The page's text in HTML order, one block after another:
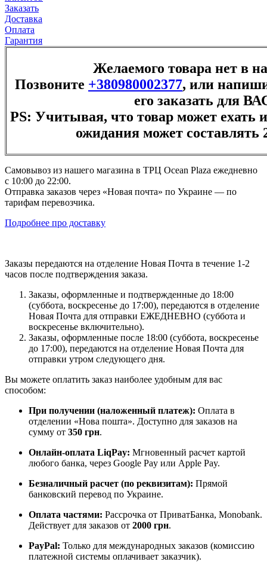
Заказать
Доставка
Оплата
Гарантия
Желаемого товара нет в
Позвоните +380980002377, или
его заказать для
PS: Учитывая, что товар может ехать
ожидания может составлять
Самовывоз из нашего магазина в ТРЦ Ocean Plaza ежедневно
с 10:00 до 22:00.
Отправка заказов через «Новая почта» по Украине — по
тарифам перевозчика.
Подробнее про доставку
Заказы передаются на отделение Новая Почта в течение 1-2
часов после подтверждения заказа.
Заказы, оформленные и подтвержденные до 18:00
(суббота, воскресенье до 17:00), передаются в отделение
Новая Почта для отправки ЕЖЕДНЕВНО (суббота и
воскресенье включительно).
Заказы, оформленные после 18:00 (суббота, воскресенье
до 17:00), передаются на отделение Новая Почта для
отправки утром следующего дня.
Вы можете оплатить заказ наиболее удобным для вас
способом:
При получении (наложенный платеж): Оплата в
отделении «Нова пошта». Доступно для заказов на
сумму от 350 грн.
Онлайн-оплата LiqPay: Мгновенный расчет картой
любого банка, через Google Pay или Apple Pay.
Безналичный расчет (по реквизитам): Прямой
банковский перевод по Украине.
Оплата частями: Рассрочка от ПриватБанка, Monobank.
Действует для заказов от 2000 грн.
PayPal: Только для международных заказов (комиссию
платежной системы оплачивает заказчик).